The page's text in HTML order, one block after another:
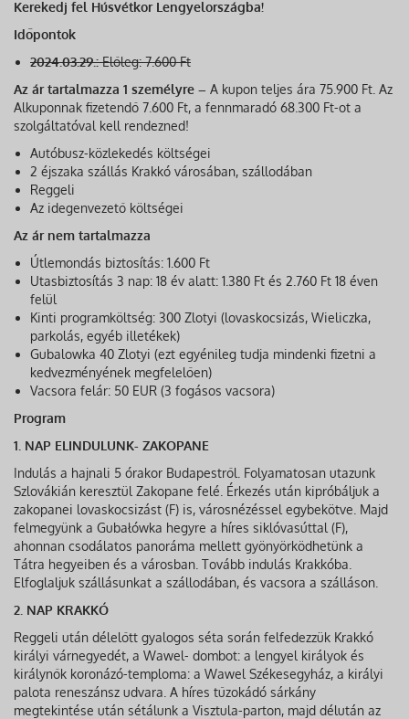
Kerekedj fel Húsvétkor Lengyelországba!
Időpontok
2024.03.29.: Előleg:7.600 Ft
Az ár tartalmazza 1 személyre – A kupon teljes ára 75.900 Ft. Az
Alkuponnak fizetendő 7.600 Ft, a fennmaradó 68.300 Ft-ot a
szolgáltatóval kell rendezned!
Autóbusz-közlekedés költségei
2 éjszaka szállás Krakkó városában, szállodában
Reggeli
Az idegenvezető költségei
Az ár nem tartalmazza
Útlemondás biztosítás: 1.600 Ft
Utasbiztosítás 3 nap: 18 év alatt: 1.380 Ft és 2.760 Ft 18 éven
felül
Kinti programköltség: 300 Zlotyi (lovaskocsizás, Wieliczka,
parkolás, egyéb illetékek)
Gubalowka 40 Zlotyi (ezt egyénileg tudja mindenki fizetni a
kedvezményének megfelelően)
Vacsora felár: 50 EUR (3 fogásos vacsora)
Program
1. NAP ELINDULUNK- ZAKOPANE
Indulás a hajnali 5 órakor Budapestről. Folyamatosan utazunk
Szlovákián keresztül Zakopane felé. Érkezés után kipróbáljuk a
zakopanei lovaskocsizást (F) is, városnézéssel egybekötve. Majd
felmegyünk a Gubałówka hegyre a híres siklóvasúttal (F),
ahonnan csodálatos panoráma mellett gyönyörködhetünk a
Tátra hegyeiben és a városban. Tovább indulás Krakkóba.
Elfoglaljuk szállásunkat a szállodában, és vacsora a szálláson.
2. NAP KRAKKÓ
Reggeli után délelőtt gyalogos séta során felfedezzük Krakkó
királyi várnegyedét, a Wawel- dombot: a lengyel királyok és
királynők koronázó-temploma: a Wawel Székesegyház, a királyi
palota reneszánsz udvara. A híres tűzokádó sárkány
megtekintése után sétálunk a Visztula-parton, majd délután az